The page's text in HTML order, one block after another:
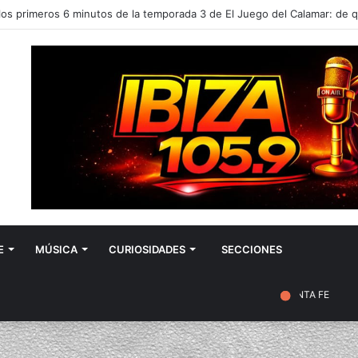
MÚSICA CURIOSIDADES SECCIONES